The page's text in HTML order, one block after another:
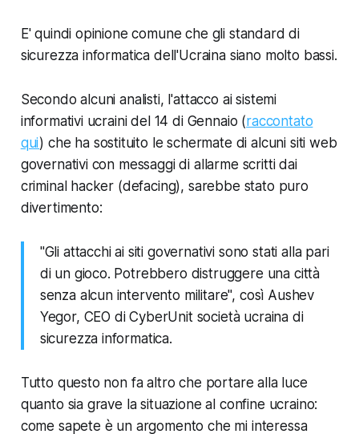
E' quindi opinione comune che gli standard di
sicurezza informatica dell'Ucraina siano molto bassi.
Secondo alcuni analisti, l'attacco ai sistemi
informativi ucraini del 14 di Gennaio (raccontato
qui) che ha sostituito le schermate di alcuni siti web
governativi con messaggi di allarme scritti dai
criminal hacker (defacing), sarebbe stato puro
divertimento:
"Gli attacchi ai siti governativi sono stati alla pari
di un gioco. Potrebbero distruggere una città
senza alcun intervento militare", così Aushev
Yegor, CEO di CyberUnit società ucraina di
sicurezza informatica.
Tutto questo non fa altro che portare alla luce
quanto sia grave la situazione al confine ucraino:
come sapete è un argomento che mi interessa